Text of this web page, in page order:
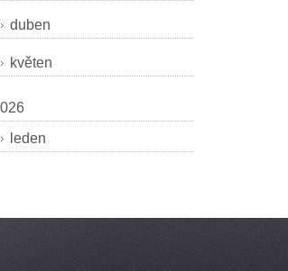
duben
květen
leden